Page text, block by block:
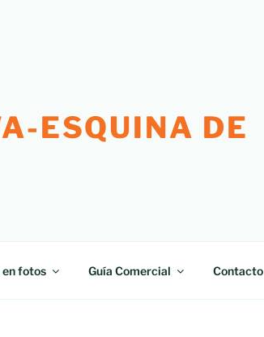
ESQUINA DE
fotos Guía Comercial Contacto